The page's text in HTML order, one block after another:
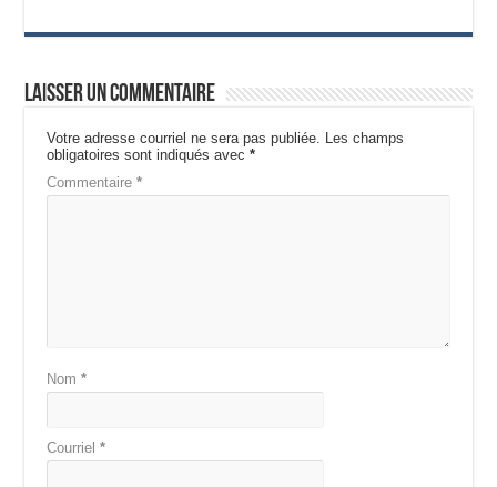
Laisser un commentaire
Votre adresse courriel ne sera pas publiée. Les champs
obligatoires sont indiqués avec*
Commentaire*
Nom*
Courriel*